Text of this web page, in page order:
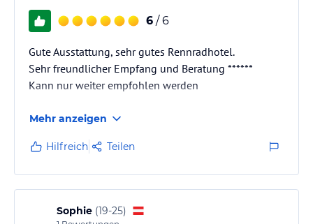
6 / 6
Gute Ausstattung, sehr gutes Rennradhotel.
Sehr freundlicher Empfang und Beratung ******
Kann nur weiter empfohlen werden
Mehr anzeigen
Hilfreich Teilen
Sophie (19-25)